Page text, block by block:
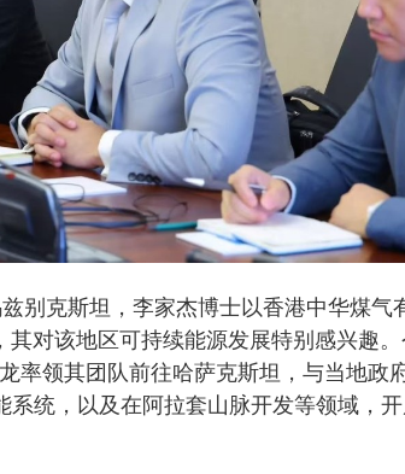
别克斯坦，李家杰博士以香港中华煤气
对该地区可持续能源发展特别感兴趣
率领其团队前往哈萨克斯坦，与当地政
统，以及在阿拉套山脉开发等领域，